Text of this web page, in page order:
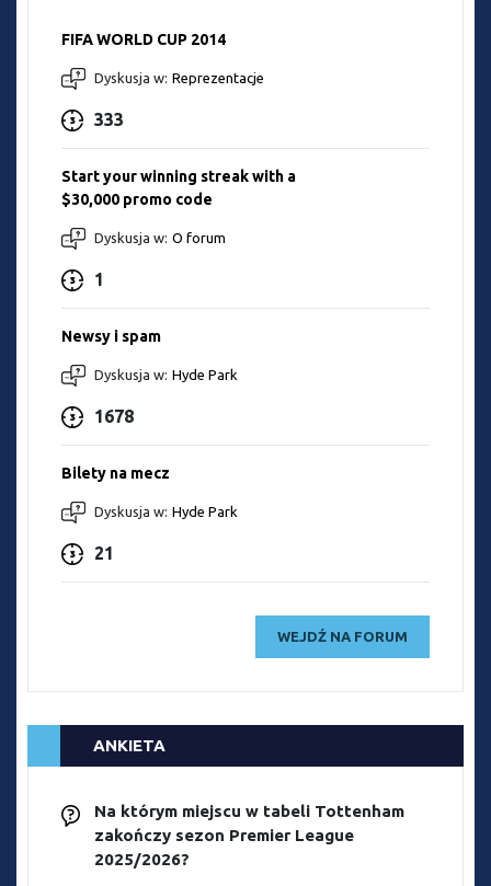
FIFA WORLD CUP 2014
Dyskusja w: Reprezentacje
333
Start your winning streak with a
$30,000 promo code
Dyskusja w: O forum
1
Newsy i spam
Dyskusja w: Hyde Park
1678
Bilety na mecz
Dyskusja w: Hyde Park
21
WEJDŹ NA FORUM
ANKIETA
Na którym miejscu w tabeli Tottenham
zakończy sezon Premier League
2025/2026?